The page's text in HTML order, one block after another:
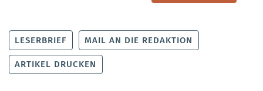
LESERBRIEF MAIL AN DIE REDAKTION
ARTIKEL DRUCKEN